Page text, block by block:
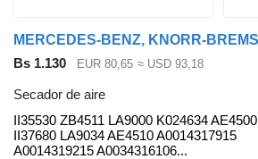
Bs 1.130 EUR 80,65 ≈ USD 93,18
Secador de aire
II35530 ZB4511 LA9000 K024634 AE4500
II37680 LA9034 AE4510 A0014317915
A0014319215 A0034316106...